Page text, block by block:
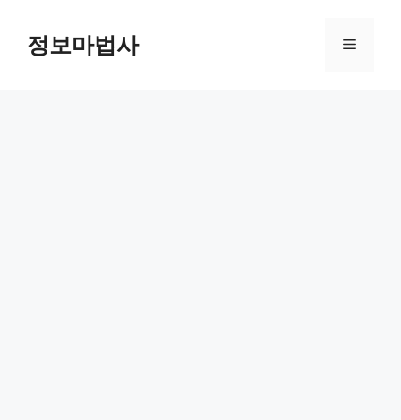
정보마법사 메